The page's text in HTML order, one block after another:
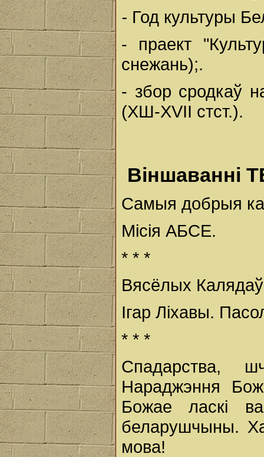
- Год культуры
- праект
снежань);.
- збор сродкаў
(ХШ-ХVII стст.).
Віншаванні
Самыя добрыя
Місія АБСЕ.
* * *
Вясёлых Калядаў
Ігар Ліхавы.
* * *
Спадарства,
Нараджэння
Божае ласкі
беларушчыны.
мова!